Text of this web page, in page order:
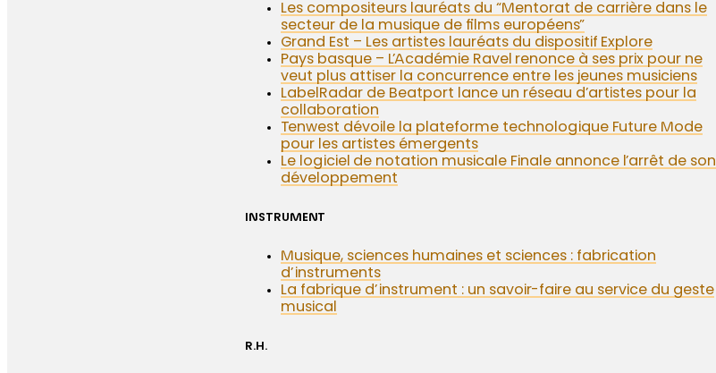
Les compositeurs lauréats du “Mentorat de carrière dans le
secteur de la musique de films européens”
Grand Est – Les artistes lauréats du dispositif Explore
Pays basque – L’Académie Ravel renonce à ses prix pour ne
veut plus attiser la concurrence entre les jeunes musiciens
LabelRadar de Beatport lance un réseau d’artistes pour la
collaboration
Tenwest dévoile la plateforme technologique Future Mode
pour les artistes émergents
Le logiciel de notation musicale Finale annonce l’arrêt de son
développement
INSTRUMENT
Musique, sciences humaines et sciences : fabrication
d’instruments
La fabrique d’instrument : un savoir-faire au service du geste
musical
R.H.